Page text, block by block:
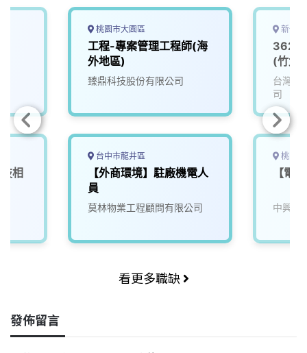
相
桃園市大園區
工程-專案管理工程師(海
外地區)
臻鼎科技股份有限公司
台中市龍井區
【外商環境】駐廠機電人
員
莫林物業工程顧問有限公司
新竹
(竹北)
台灣矽
司
桃園
【電
中興電
看更多職缺
發佈留言